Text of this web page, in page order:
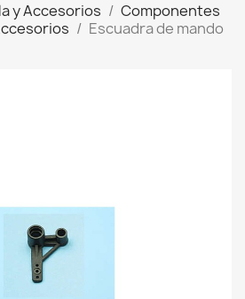
y Accesorios
Componentes
Escuadra de mando